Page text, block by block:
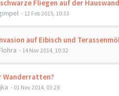
Fliegen auf der Hauswand
- 12 Feb 2015, 10:33
auf Eibisch und
- 14 Nov 2014, 10:32
Wanderratten?
- 01 Nov 2014, 03:28